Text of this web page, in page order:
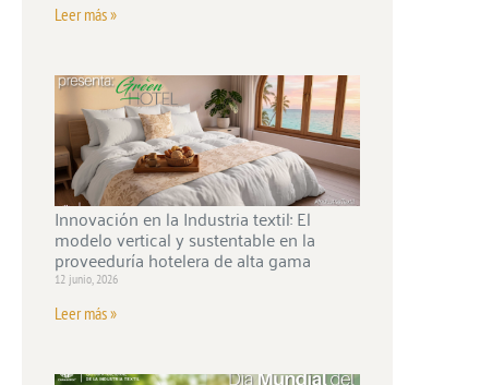
Leer más »
Innovación en la Industria textil: El
modelo vertical y sustentable en la
proveeduría hotelera de alta gama
12 junio, 2026
Leer más »